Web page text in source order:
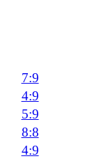
7:9
4:9
5:9
8:8
4:9